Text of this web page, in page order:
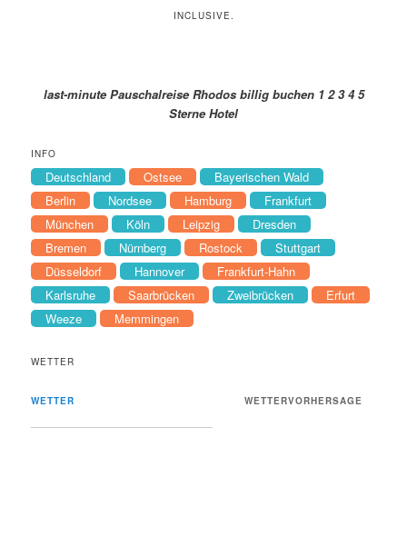
INCLUSIVE.
last-minute Pauschalreise Rhodos billig buchen 1 2 3 4 5
Sterne Hotel
INFO
Deutschland Ostsee
Bayerischen Wald
Berlin
Nordsee Hamburg
Frankfurt
München
Köln Leipzig
Dresden
Bremen
Nürnberg Rostock
Stuttgart
Düsseldorf
Hannover
Frankfurt-Hahn
Karlsruhe
Saarbrücken Zweibrücken
Erfurt
Weeze
Memmingen
WETTER
WETTER WETTERVORHERSAGE